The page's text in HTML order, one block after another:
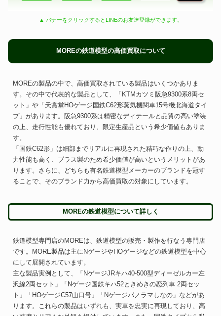
▲ バナーをクリックするとLINEのお友達登録ができます。
MOREの鉄道模型の高価買取について
MOREの製品の中で、高価買取されている製品はいくつかありま
す。その中で代表的な製品として、「KTMカツミ阪急9300系8両セ
ット」や「天賞堂HOゲージ国鉄C62形蒸気機関車15号機北海道タイ
プ」があります。阪急9300系は精密なディテールと品質の高い塗装
の上、走行性能も優れており、限定生産品という希少価値もありま
す。
「国鉄C62形」は細部までリアルに再現された精巧な作りの上、動
力性能も高く、ブラス製のため希少価値が高いというメリットがあ
ります。さらに、どちらも有名鉄道模型メーカーのブランドを冠す
ることで、そのブランド力から高価買取の対象にしています。
MOREの鉄道模型について詳しく
鉄道模型専門店のMOREは、鉄道模型の販売・製作を行なう専門店
です。MORE製品は主にNゲージやHOゲージなどの鉄道模型を中心
にして展開されています。
主な製品実例として、「NゲージJRキハ40-500型ディーゼルカー左
沢線2両セット」「Nゲージ国鉄キハ52ときめきの恋列車 2両セッ
ト」「HOゲージC57山口号」「Nゲージパノラマしなの」などがあ
ります。これらの製品はいずれも、実車を忠実に再現しており、高